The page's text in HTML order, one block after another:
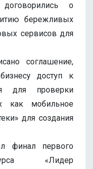
о
бережливых
сервисов для
соглашение,
доступ к
для проверки
как мобильное
для создания
финал первого
«Лидер